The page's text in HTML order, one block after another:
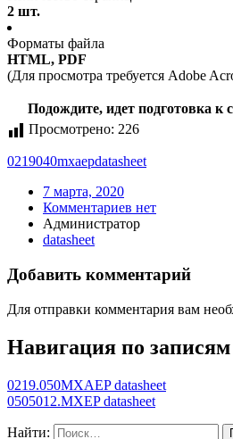
2 шт.
Форматы файла
HTML, PDF
(Для просмотра требуется Adobe
Подождите, идет подготовка к
Просмотрено: 226
0219040mxaepdatasheet
7 марта, 2020
Комментариев нет
Администратор
datasheet
Добавить комментарий
Для отправки комментария вам
Навигация по записям
0219.050MXAEP datasheet
0505012.MXEP datasheet
Найти: